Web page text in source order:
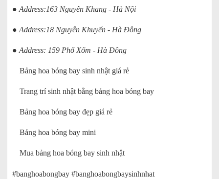
● Address:163 Nguyễn Khang - Hà Nội
● Address:18 Nguyễn Khuyến - Hà Đông
● Address: 159 Phố Xốm - Hà Đông
Bảng hoa bóng bay sinh nhật giá rẻ
Trang trí sinh nhật bằng bảng hoa bóng bay
Bảng hoa bóng bay đẹp giá rẻ
Bảng hoa bóng bay mini
Mua bảng hoa bóng bay sinh nhật
#banghoabongbay #banghoabongbaysinhnhat